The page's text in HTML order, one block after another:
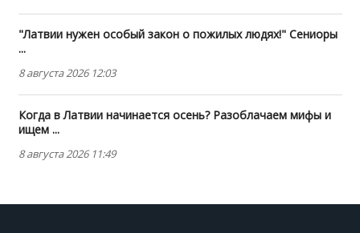
"Латвии нужен особый закон о пожилых людях!" Сениоры
...
8 августа 2026 12:03
Когда в Латвии начинается осень? Разоблачаем мифы и
ищем ...
8 августа 2026 11:49